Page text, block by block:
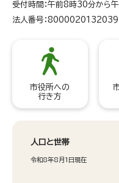
受付時間：午前8時30分から
法人番号：8000020132039
市役所への
行き方
人口と世帯
令和8年8月1日現在